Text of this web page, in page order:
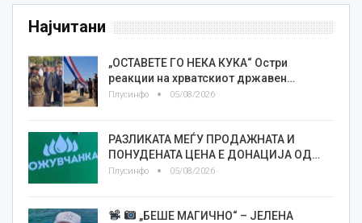
Најчитани
„ОСТАВЕТЕ ГО НЕКА КУКА“ Остри
реакции на хрватскиот државен…
Плусинфо 05/08/2026
РАЗЛИКАТА МЕЃУ ПРОДАЖНАТА И
ПОНУДЕНАТА ЦЕНА Е ДОНАЦИЈА ОД…
Плусинфо 05/08/2026
„БЕШЕ МАГИЧНО“ – ЈЕЛЕНА